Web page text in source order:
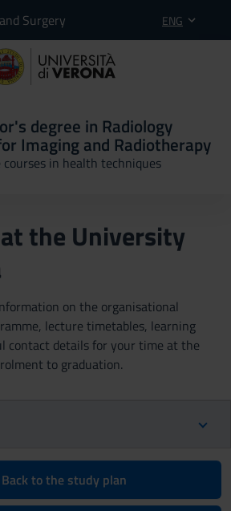
Surgery ENG
degree in Radiology
Imaging and Radiotherapy
courses in health techniques
the University
on the organisational
lecture timetables, learning
contact details for your time at the
to graduation.
Back to the study plan